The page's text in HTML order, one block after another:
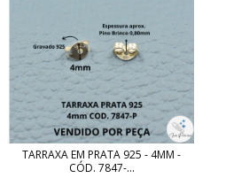
TARRAXA EM PRATA 925 - 4MM -
CÓD. 7847-...